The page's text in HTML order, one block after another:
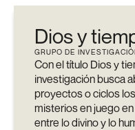
Dios y
GRUPO DE
Con el título Dios y
investigación busca
proyectos o ciclos
misterios en juego
entre lo divino y lo